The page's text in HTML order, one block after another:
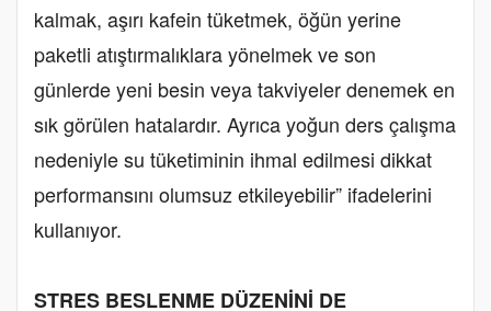
kalmak, aşırı kafein tüketmek, öğün yerine
paketli atıştırmalıklara yönelmek ve son
günlerde yeni besin veya takviyeler denemek en
sık görülen hatalardır. Ayrıca yoğun ders çalışma
nedeniyle su tüketiminin ihmal edilmesi dikkat
performansını olumsuz etkileyebilir” ifadelerini
kullanıyor.
STRES BESLENME DÜZENİNİ DE